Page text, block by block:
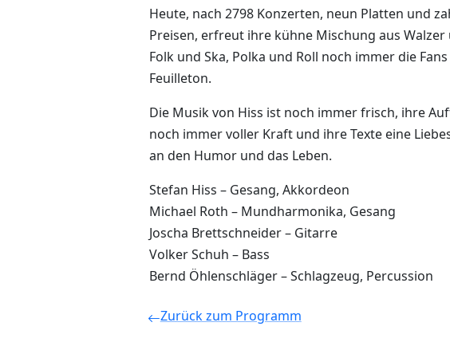
Heute, nach 2798 Konzerten, neun Platten und
Preisen, erfreut ihre kühne Mischung aus Walzer
Folk und Ska, Polka und Roll noch immer die
Feuilleton.
Die Musik von Hiss ist noch immer frisch, ihre
noch immer voller Kraft und ihre Texte eine
an den Humor und das Leben.
Stefan Hiss – Gesang, Akkordeon
Michael Roth – Mundharmonika, Gesang
Joscha Brettschneider – Gitarre
Volker Schuh – Bass
Bernd Öhlenschläger – Schlagzeug, Percussion
Zurück zum Programm